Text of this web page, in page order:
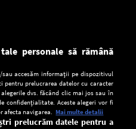
FM pentru smartphone:
personale să rămână
accesăm informații pe dispozitivul
pentru prelucrarea datelor cu caracter
dvs. făcând clic mai jos sau în
confidențialitate. Aceste alegeri vor fi
afecta navigarea. Mai multe detalii
prelucrăm datele pentru a